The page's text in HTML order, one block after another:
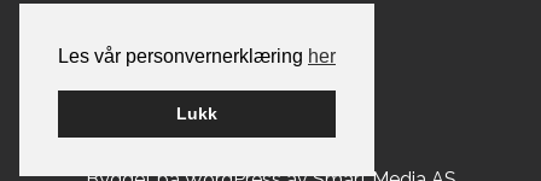
Les vår personvernerklæring her
Lukk
Norgeskart
Turplanlegger